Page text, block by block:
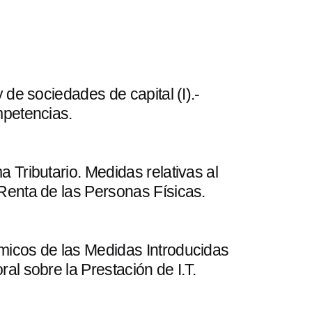
de sociedades de capital (I).-
Tributario. Medidas relativas al
de las Personas Físicas.
de las Medidas Introducidas
sobre la Prestación de I.T.